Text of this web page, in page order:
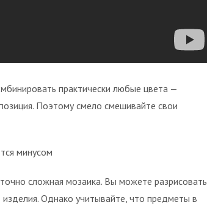
практически любые цвета —
Поэтому смело смешивайте свои
минусом
сложная мозаика. Вы можете разрисовать
Однако учитывайте, что предметы в